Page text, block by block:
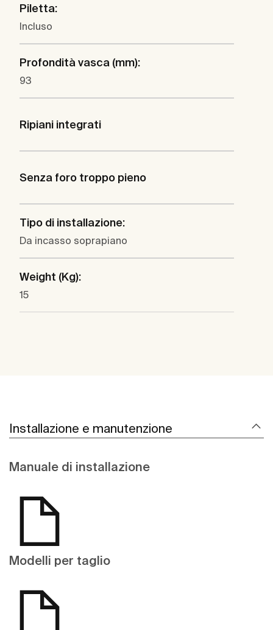
Piletta:
Incluso
Profondità vasca (mm):
93
Ripiani integrati
Senza foro troppo pieno
Tipo di installazione:
Da incasso soprapiano
Weight (Kg):
15
Installazione e manutenzione
Manuale di installazione
Modelli per taglio